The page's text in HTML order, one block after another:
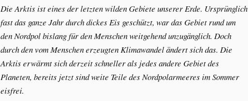
Die Arktis ist eines der letzten wilden Gebiete unserer Erde. Ursprünglich
fast das ganze Jahr durch dickes Eis geschützt, war das Gebiet rund um
den Nordpol bislang für den Menschen weitgehend unzugänglich. Doch
durch den vom Menschen erzeugten Klimawandel ändert sich das. Die
Arktis erwärmt sich derzeit schneller als jedes andere Gebiet des
Planeten, bereits jetzt sind weite Teile des Nordpolarmeeres im Sommer
eisfrei.